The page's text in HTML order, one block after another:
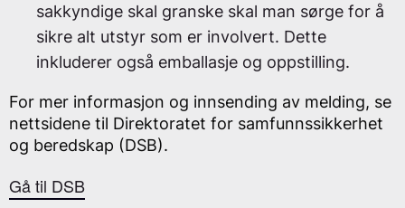
sakkyndige skal granske skal man sørge for å
sikre alt utstyr som er involvert. Dette
inkluderer også emballasje og oppstilling.
For mer informasjon og innsending av melding, se
nettsidene til Direktoratet for samfunnssikkerhet
og beredskap (DSB).
Gå til DSB